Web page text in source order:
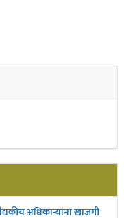
अधिकाऱ्यांना खाजगी